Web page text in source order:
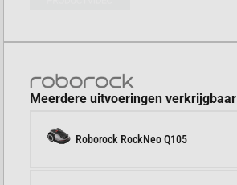
Meerdere uitvoeringen verkrijgbaar
Roborock RockNeo Q105